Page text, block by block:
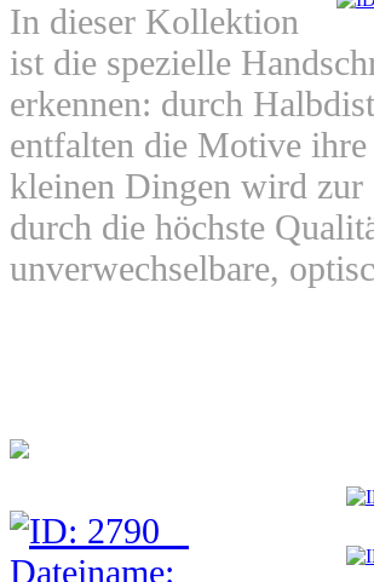
In dieser Kollektion
ist die spezielle
erkennen: durch
entfalten die Motive
kleinen Dingen wird zur
durch die höchste
unverwechselbare,